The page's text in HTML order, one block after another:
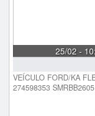
25/02 -
VEÍCULO FORD/KA
274598353